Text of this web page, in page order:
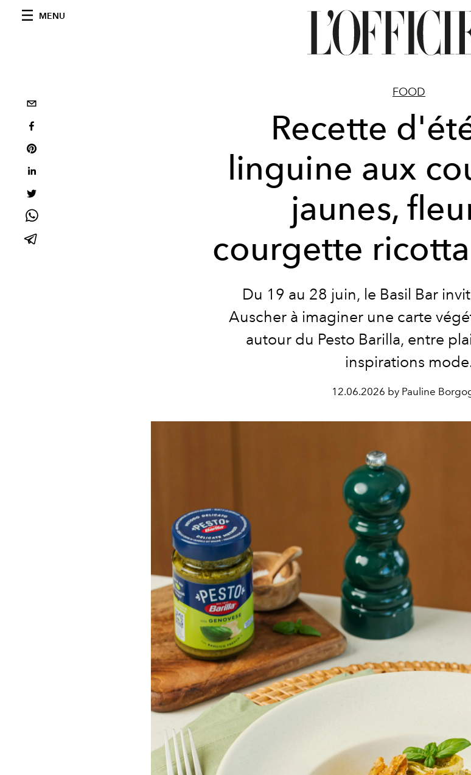
MENU
FOOD
Recette
linguine aux
jaunes,
courgette
Du 19 au 28 juin, le Basil Bar
Auscher à imaginer une carte
autour du Pesto Barilla, entre
inspirations
12.06.2026 by Pauline